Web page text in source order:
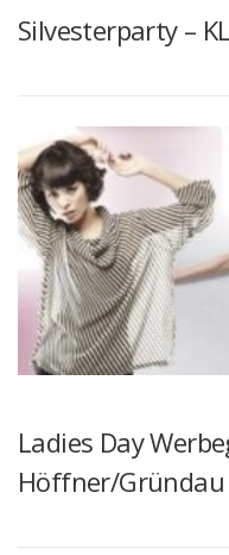
Silvesterparty –
Ladies Day
Höffner/Gründau